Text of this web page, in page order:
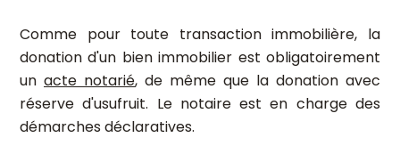
Comme pour toute transaction immobilière, la
donation d'un bien immobilier est obligatoirement
un acte notarié, de même que la donation avec
réserve d'usufruit. Le notaire est en charge des
démarches déclaratives.